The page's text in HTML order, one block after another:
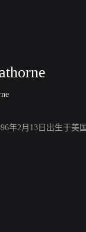
年2月13日出生于